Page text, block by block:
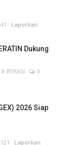
41 Laporkan
Dukung
BEKASI
0
2026 Siap
121 Laporkan